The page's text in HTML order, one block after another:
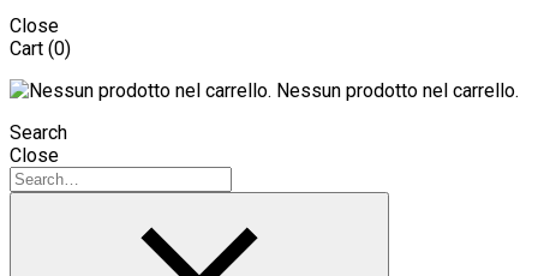
Close
Cart (0)
Nessun prodotto nel carrello.
Search
Close